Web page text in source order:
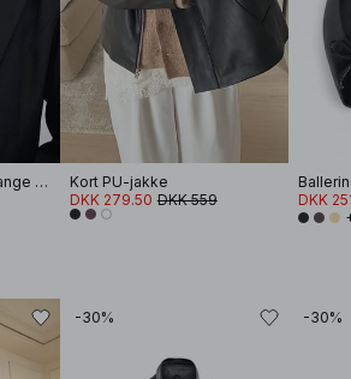
Top med blonder og lange ærmer
Kort PU-jakke
DKK 279.50 DKK 559
DKK
-30% -30%